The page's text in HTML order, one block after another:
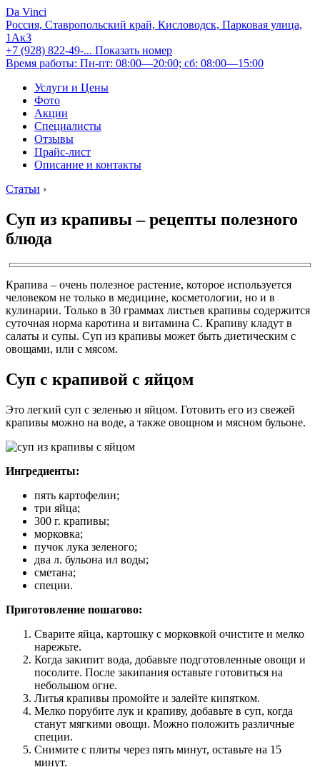
Da Vinci
Россия, Ставропольский край, Кисловодск, Парковая улица,
1Ак3
+7 (928) 822-49-... Показать номер
Время работы: Пн-пт: 08:00—20:00; сб: 08:00—15:00
Услуги и Цены
Фото
Акции
Специалисты
Отзывы
Прайс-лист
Описание и контакты
Статьи ›
Суп из крапивы – рецепты полезного
блюда
Крапива – очень полезное растение, которое используется
человеком не только в медицине, косметологии, но и в
кулинарии. Только в 30 граммах листьев крапивы содержится
суточная норма каротина и витамина С. Крапиву кладут в
салаты и супы. Суп из крапивы может быть диетическим с
овощами, или с мясом.
Суп с крапивой с яйцом
Это легкий суп с зеленью и яйцом. Готовить его из свежей
крапивы можно на воде, а также овощном и мясном бульоне.
Ингредиенты:
пять картофелин;
три яйца;
300 г. крапивы;
морковка;
пучок лука зеленого;
два л. бульона ил воды;
сметана;
специи.
Приготовление пошагово:
Сварите яйца, картошку с морковкой очистите и мелко
нарежьте.
Когда закипит вода, добавьте подготовленные овощи и
посолите. После закипания оставьте готовиться на
небольшом огне.
Литья крапивы промойте и залейте кипятком.
Мелко порубите лук и крапиву, добавьте в суп, когда
станут мягкими овощи. Можно положить различные
специи.
Снимите с плиты через пять минут, оставьте на 15
минут.